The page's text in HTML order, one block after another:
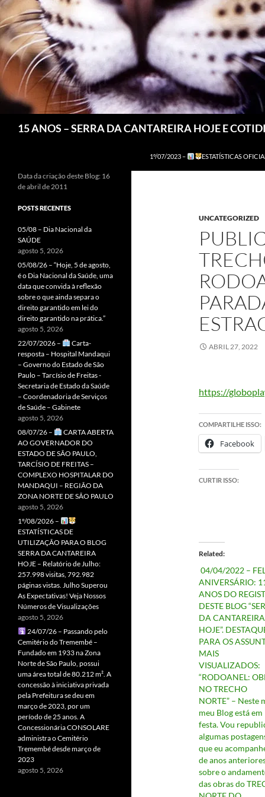
15 ANOS – SERRA DA CANTAREIRA HOJE E
1º/07/2023 – ESTATÍSTICAS
UNCATEGORIZED
ABRIL 27, 2022
https://
COMPARTILHE ISSO:
Facebook
CURTIR ISSO:
Related
04/04/2022 –
ANIVERSÁRIO:
ANOS DO
DESTE BLOG
DA CANTAREIRA
HOJE”.
PARA OS
MAIS
VISUALIZADOS:
“RODOANEL:
NO TRECHO
NORTE” – Neste
meu Blog está em
festa. Vou
algumas
que eu
de anos
sobre o
das obras do
Data da criação deste Blog: 16
de abril de 2011
POSTS RECENTES
05/08 – Dia Nacional da
SAÚDE
agosto 5, 2026
05/08/26 – “Hoje, 5 de agosto,
é o Dia Nacional da Saúde, uma
data que convida à reflexão
sobre o que ainda separa o
direito garantido em lei do
direito garantido na prática.”
agosto 5, 2026
22/07/2026 –
Carta-
resposta – Hospital Mandaqui
– Governo do Estado de São
Paulo – Tarcísio de Freitas -
Secretaria de Estado da Saúde
– Coordenadoria de Serviços
de Saúde – Gabinete
agosto 5, 2026
08/07/26 –
CARTA ABERTA
AO GOVERNADOR DO
ESTADO DE SÃO PAULO,
TARCÍSIO DE FREITAS –
COMPLEXO HOSPITALAR DO
MANDAQUI – REGIÃO DA
ZONA NORTE DE SÃO PAULO
agosto 5, 2026
1º/08/2026 –
ESTATÍSTICAS DE
UTILIZAÇÃO PARA O BLOG
SERRA DA CANTAREIRA
HOJE – Relatório de Julho:
257.998 visitas, 792.982
páginas vistas. Julho Superou
As Expectativas! Veja Nossos
Números de Visualizações
agosto 5, 2026
24/07/26 – Passando pelo
Cemitério do Tremembé –
Fundado em 1933 na Zona
Norte de São Paulo, possui
uma área total de 80.212 m². A
concessão à iniciativa privada
pela Prefeitura se deu em
março de 2023, por um
período de 25 anos. A
Concessionária CONSOLARE
administra o Cemitério
Tremembé desde março de
2023
agosto 5, 2026